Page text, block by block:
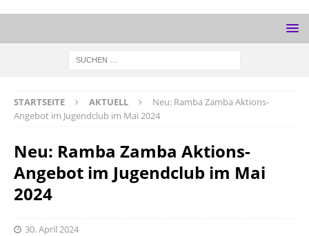
STARTSEITE AKTUELL
Neu: Ramba Zamba Aktions-
Angebot im Jugendclub im Mai 2024
Neu: Ramba Zamba Aktions-
Angebot im Jugendclub im Mai
2024
30. April 2024